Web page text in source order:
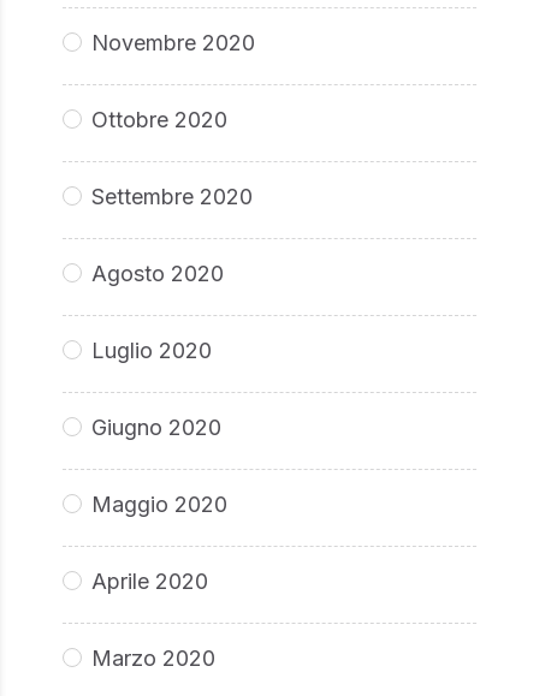
Novembre 2020
Ottobre 2020
Settembre 2020
Agosto 2020
Luglio 2020
Giugno 2020
Maggio 2020
Aprile 2020
Marzo 2020